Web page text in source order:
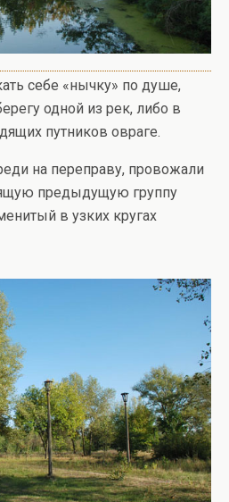
себе «нычку» по душе,
одной из рек, либо в
путников овраге.
на переправу, провожали
предыдущую группу
в узких кругах